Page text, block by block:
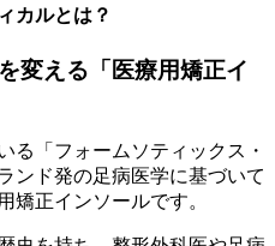
カルとは？
変える「医療用矯正イ
る「フォームソティックス・
ンド発の足病医学に基づいて
矯正インソールです。